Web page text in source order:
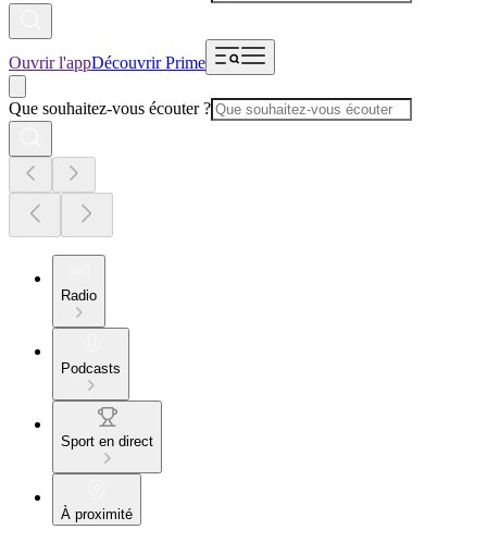
Ouvrir l'appDécouvrir Prime
Que souhaitez-vous écouter ?
Radio
Podcasts
Sport en direct
À proximité